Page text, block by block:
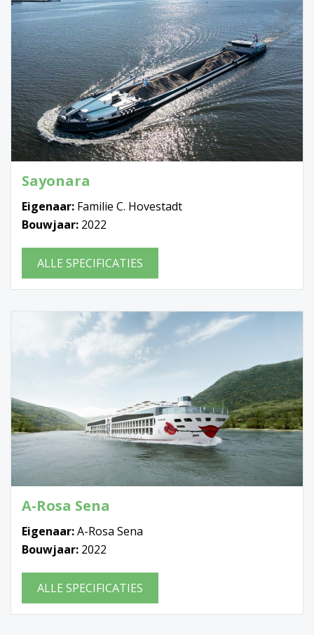
Sayonara
Eigenaar: Familie C. Hovestadt
Bouwjaar: 2022
ALLE SPECIFICATIES
A-Rosa Sena
Eigenaar:A-Rosa Sena
Bouwjaar: 2022
ALLE SPECIFICATIES